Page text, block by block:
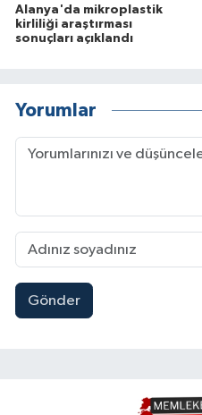
Alanya'da mikroplastik
kirliliği araştırması
sonuçları açıklandı
Yorumlar
Gönder